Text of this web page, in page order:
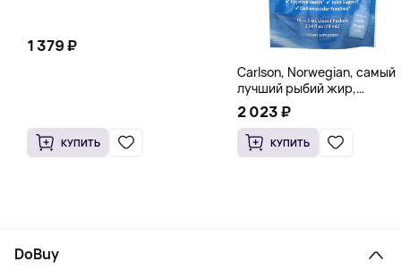
1 379 ₽
КУПИТЬ
Carlson, Norwegian, самый
лучший рыбий жир,
натуральный лимон, 15
пакетиков (5 мл) каждый
2 023 ₽
КУПИТЬ
DoBuy